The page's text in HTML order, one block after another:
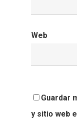
Web
Guardar
y sitio web